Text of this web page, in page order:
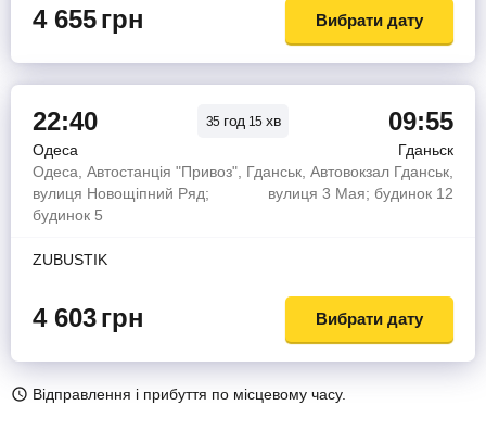
4 655грн Вибрати дату
22:40 35 год 15 хв 09:55
Одеса
Гданьск
Одеса, Автостанція "Привоз",
вулиця Новощіпний Ряд;
будинок 5
Гданськ, Автовокзал Гданськ,
вулиця 3 Мая; будинок 12
ZUBUSTIK
4 603грн Вибрати дату
Відправлення і прибуття по місцевому часу.